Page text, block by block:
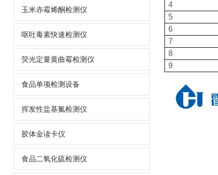
玉米赤霉烯酮检测仪
呕吐毒素快速检测仪
荧光定量黄曲霉检测仪
食品单项检测设备
挥发性盐基氮检测仪
胶体金读卡仪
食品二氧化硫检测仪
4
5
6
7
8
9